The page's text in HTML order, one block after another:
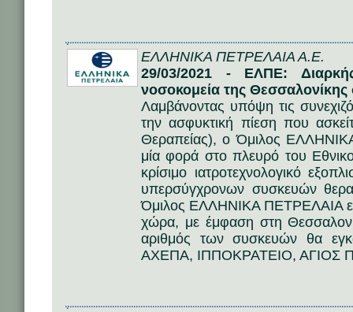
ΕΛΛΗΝΙΚΑ ΠΕΤΡΕΛΑΙΑ Α.Ε.
29/03/2021 - ΕΛΠΕ:
νοσοκομεία της
Λαμβάνοντας υπόψη τις
την ασφυκτική πίεση που
Θεραπείας), ο Όμιλος
μία φορά στο πλευρό του
κρίσιμο ιατροτεχνολογικό
υπερσύγχρονων συσκευών
Όμιλος ΕΛΛΗΝΙΚΑ ΠΕΤΡΕΛΑΙΑ
χώρα, με έμφαση στη
αριθμός των συσκευών θα
ΑΧΕΠΑ, ΙΠΠΟΚΡΑΤΕΙΟ, ΑΓΙΟΣ